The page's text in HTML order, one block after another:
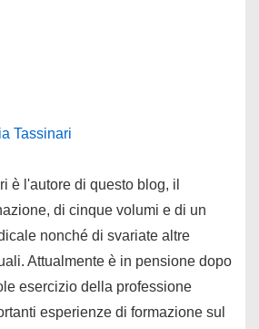
Tassinari
è l'autore di questo blog, il
di cinque volumi e di un
nonché di svariate altre
Attualmente è in pensione dopo
esercizio della professione
esperienze di formazione sul